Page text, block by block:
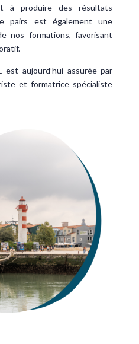
à produire des résultats
pairs est également une
nos formations, favorisant
est aujourd’hui assurée par
et formatrice spécialiste